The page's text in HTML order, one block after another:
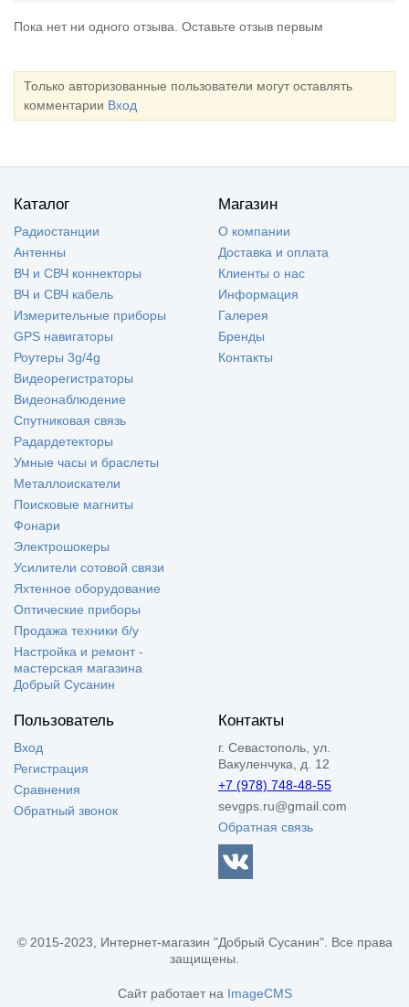
Пока нет ни одного отзыва. Оставьте отзыв первым
Только авторизованные пользователи могут оставлять
комментарии Вход
Каталог
Радиостанции
Антенны
ВЧ и СВЧ коннекторы
ВЧ и СВЧ кабель
Измерительные приборы
GPS навигаторы
Роутеры 3g/4g
Видеорегистраторы
Видеонаблюдение
Спутниковая связь
Радардетекторы
Умные часы и браслеты
Металлоискатели
Поисковые магниты
Фонари
Электрошокеры
Усилители сотовой связи
Яхтенное оборудование
Оптические приборы
Продажа техники б/у
Настройка и ремонт -
мастерская магазина
Добрый Сусанин
Магазин
О компании
Доставка и оплата
Клиенты о нас
Информация
Галерея
Бренды
Контакты
Пользователь
Вход
Регистрация
Сравнения
Обратный звонок
Контакты
г. Севастополь, ул.
Вакуленчука, д. 12
+7 (978) 748-48-55
sevgps.ru@gmail.com
Обратная связь
© 2015-2023, Интернет-магазин "Добрый Сусанин". Все права
защищены.
Сайт работает на ImageCMS